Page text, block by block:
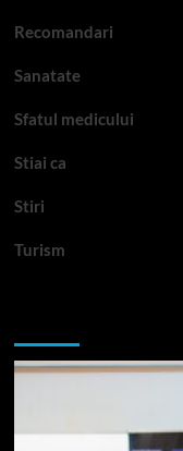
Recomandari
Sanatate
Sfatul medicului
Stiai ca
Stiri
Turism